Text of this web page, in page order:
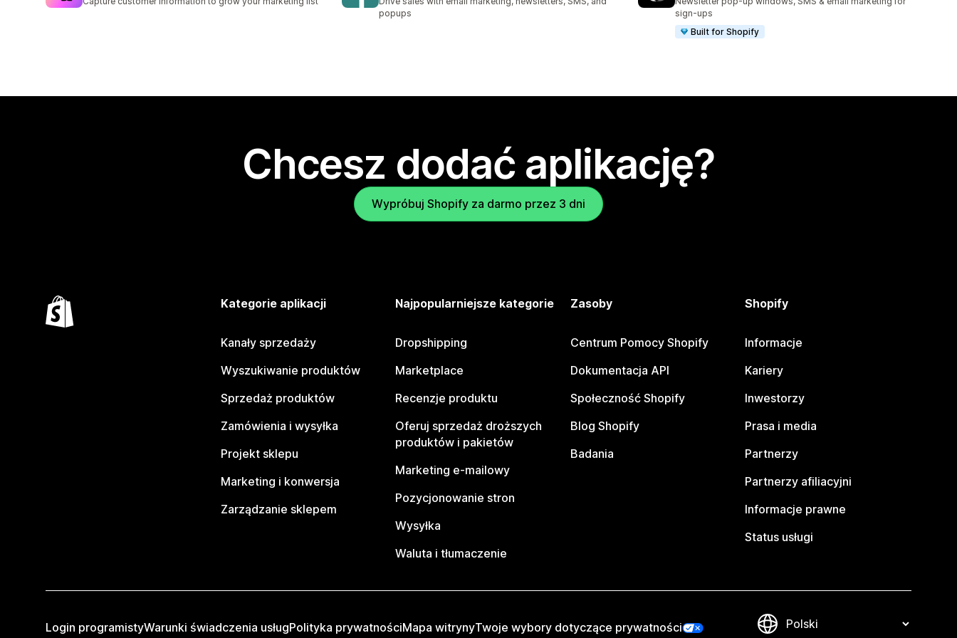
popups
sign-ups
Built for Shopify
Chcesz dodać aplikację?
Wypróbuj Shopify za darmo przez 3 dni
Kategorie aplikacji
Kanały sprzedaży
Wyszukiwanie produktów
Sprzedaż produktów
Zamówienia i wysyłka
Projekt sklepu
Marketing i konwersja
Zarządzanie sklepem
Najpopularniejsze kategorie
Dropshipping
Marketplace
Recenzje produktu
Oferuj sprzedaż droższych
produktów i pakietów
Marketing e-mailowy
Pozycjonowanie stron
Wysyłka
Waluta i tłumaczenie
Zasoby
Centrum Pomocy Shopify
Dokumentacja API
Społeczność Shopify
Blog Shopify
Badania
Shopify
Informacje
Kariery
Inwestorzy
Prasa i media
Partnerzy
Partnerzy afiliacyjni
Informacje prawne
Status usługi
Login programistyWarunki świadczenia usługPolityka prywatnościMapa witrynyTwoje wybory dotyczące prywatności